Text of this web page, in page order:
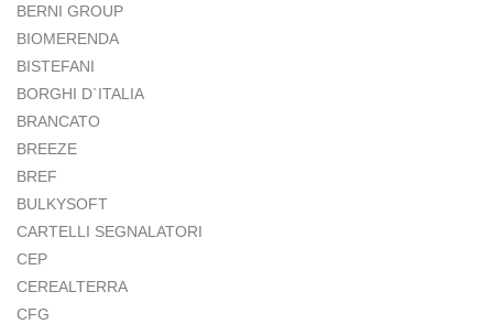
BERNI GROUP
BIOMERENDA
BISTEFANI
BORGHI D`ITALIA
BRANCATO
BREEZE
BREF
BULKYSOFT
CARTELLI SEGNALATORI
CEP
CEREALTERRA
CFG